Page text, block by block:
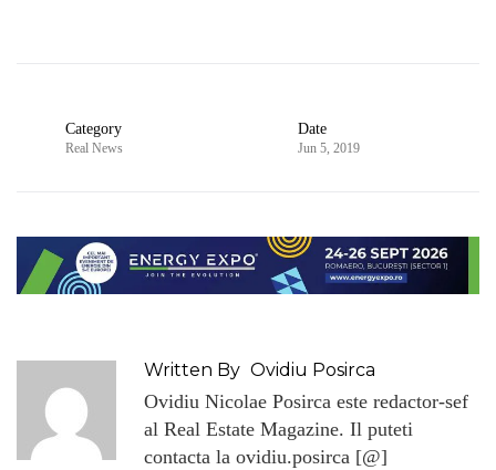
Category
Real News
Date
Jun 5, 2019
Written By Ovidiu Posirca
Ovidiu Nicolae Posirca este redactor-sef
al Real Estate Magazine. Il puteti
contacta la ovidiu.posirca [@]